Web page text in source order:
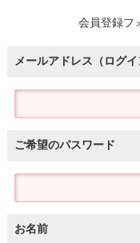
会員登録フ
メールアドレス（ログイ
ご希望のパスワード
お名前